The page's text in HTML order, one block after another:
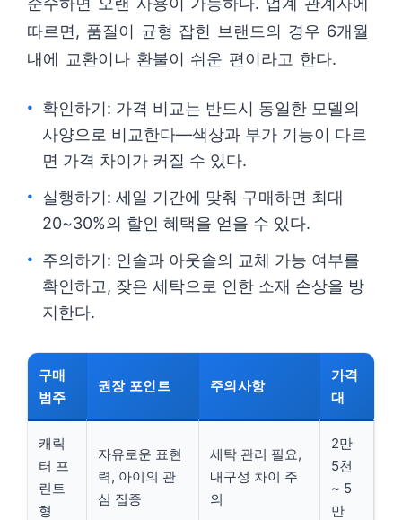
따르면, 품질이 균형 잡힌 브랜드의 경우 6개월
내에 교환이나 환불이 쉬운 편이라고 한다.
확인하기: 가격 비교는 반드시 동일한 모델의
사양으로 비교한다—색상과 부가 기능이 다르
면 가격 차이가 커질 수 있다.
실행하기: 세일 기간에 맞춰 구매하면 최대
20~30%의 할인 혜택을 얻을 수 있다.
주의하기: 인솔과 아웃솔의 교체 가능 여부를
확인하고, 잦은 세탁으로 인한 소재 손상을 방
지한다.
구매
범주
권장 포인트 주의사항
가격
대
캐릭
터 프
린트
형
자유로운 표현
력, 아이의 관
심 집중
세탁 관리 필요,
내구성 차이 주
의
2만
5천
~ 5
만